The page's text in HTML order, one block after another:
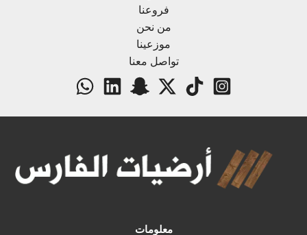
فروعنا
من نحن
موزعينا
تواصل معنا
معلومات